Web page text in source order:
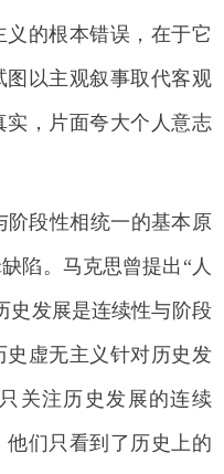
的根本错误，在于它
以主观叙事取代客观
，片面夸大个人意志
阶段性相统一的基本原
陷。马克思曾提出“人
史发展是连续性与阶段
虚无主义针对历史发
关注历史发展的连续
们只看到了历史上的